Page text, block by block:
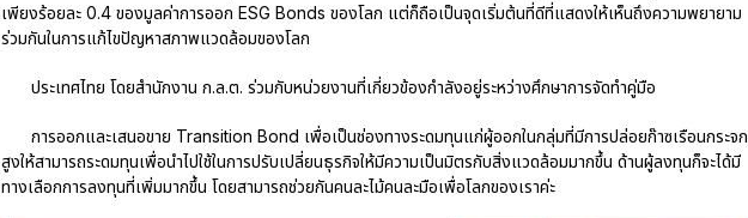
เพียงร้อยละ 0.4 ของมูลค่าการออก ESG Bonds ของโลก แต่ก็ถือเป็นจุดเริ่มต้นที่ดีที่แสดงให้เห็นถึงความพยายาม
ร่วมกันในการแก้ไขปัญหาสภาพแวดล้อมของโลก
ประเทศไทย โดยสำนักงาน ก.ล.ต. ร่วมกับหน่วยงานที่เกี่ยวข้องกำลังอยู่ระหว่างศึกษาการจัดทำคู่มือ
การออกและเสนอขาย Transition Bond เพื่อเป็นช่องทางระดมทุนแก่ผู้ออกในกลุ่มที่มีการปล่อยก๊าซเรือนกระจก
สูงให้สามารถระดมทุนเพื่อนำไปใช้ในการปรับเปลี่ยนธุรกิจให้มีความเป็นมิตรกับสิ่งแวดล้อมมากขึ้น ด้านผู้ลงทุนก็จะได้มี
ทางเลือกการลงทุนที่เพิ่มมากขึ้น โดยสามารถช่วยกันคนละไม้คนละมือเพื่อโลกของเราค่ะ